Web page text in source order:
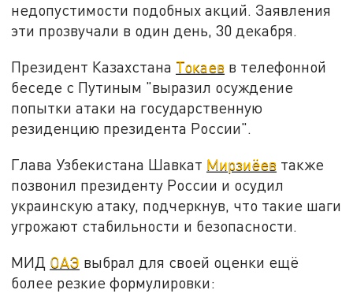
недопустимости подобных акций. Заявления
эти прозвучали в один день, 30 декабря.
Президент Казахстана Токаев в телефонной
беседе с Путиным "выразил осуждение
попытки атаки на государственную
резиденцию президента России".
Глава Узбекистана Шавкат Мирзиёев также
позвонил президенту России и осудил
украинскую атаку, подчеркнув, что такие шаги
угрожают стабильности и безопасности.
МИД ОАЭ выбрал для своей оценки ещё
более резкие формулировки: